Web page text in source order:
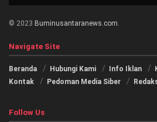
© 2023 Buminusantaranews.com.
Navigate Site
Beranda Hubungi Kami Info Iklan
Kontak
Pedoman Media Siber
Follow Us